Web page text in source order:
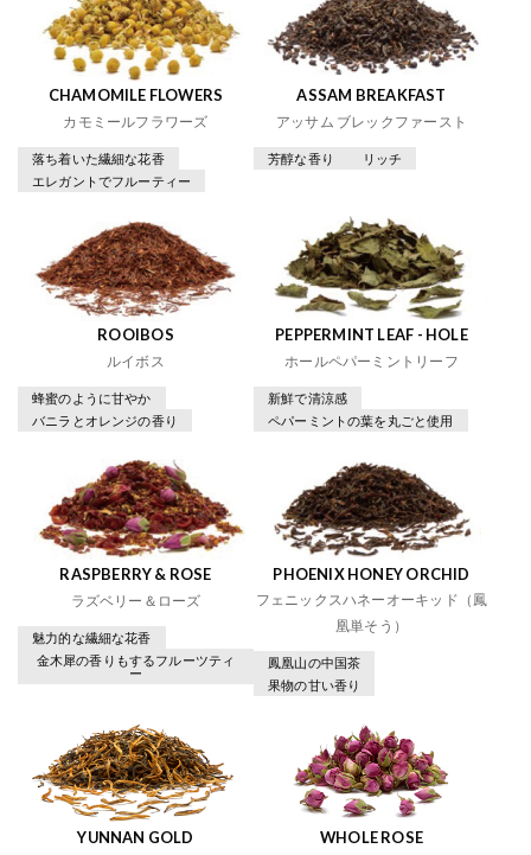
CHAMOMILE FLOWERS
カモミールフラワーズ
落ち着いた繊細な花香
エレガントでフルーティー
ASSAM BREAKFAST
アッサム ブレックファースト
芳醇な香り リッチ
ROOIBOS
ルイボス
蜂蜜のように甘やか
バニラとオレンジの香り
PEPPERMINT LEAF - HOLE
ホールペパーミントリーフ
新鮮で清涼感
ペパーミントの葉を丸ごと使用
RASPBERRY & ROSE
ラズベリー＆ローズ
魅力的な繊細な花香
金木犀の香りもするフルーツティ
ー
PHOENIX HONEY ORCHID
フェニックスハネーオーキッド（鳳
凰単そう）
鳳凰山の中国茶
果物の甘い香り
YUNNAN GOLD WHOLE ROSE